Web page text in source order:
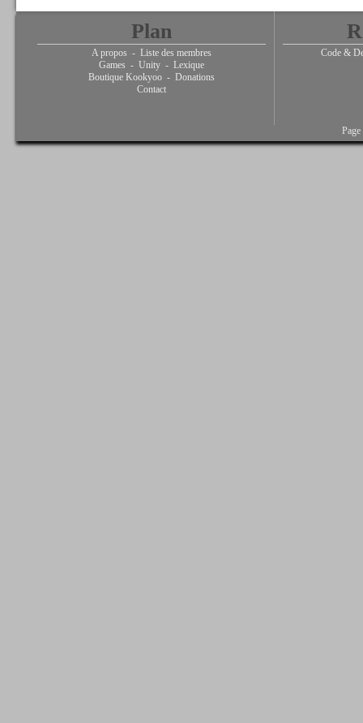
Plan
A propos - Liste des membres
Games - Unity - Lexique
Boutique Kookyoo - Donations
Contact
Code &